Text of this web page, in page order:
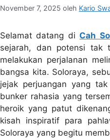
November 7, 2025 oleh Kario
Selamat datang di Cah
sejarah, dan potensi tak
melakukan perjalanan
bangsa kita. Soloraya,
jejak perjuangan yang
bunker rahasia yang
heroik yang patut
kisah inspiratif para
Soloraya yang begitu